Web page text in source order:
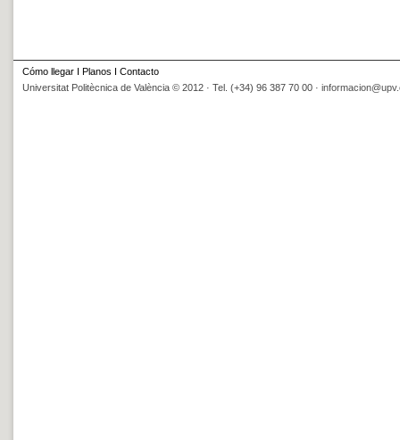
Cómo llegar Planos
Contacto
Universitat Politècnica de València © 2012 · Tel. (+34) 96 387 70 00 ·